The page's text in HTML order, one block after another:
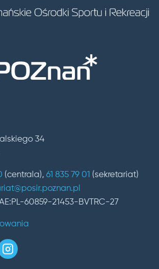
34
(centrala), 61 835 79 01 (sekretariat)
60859-21453-BVTRC-27
serwisie Facebook
w serwisie YouTube
profil w serwisie Instagram